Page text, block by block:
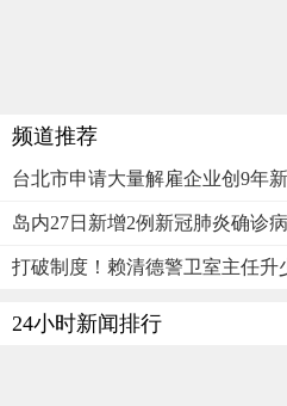
频道推荐
台北市申请大量解雇企业创9年
岛内27日新增2例新冠肺炎确诊
打破制度！赖清德警卫室主任升
24小时新闻排行